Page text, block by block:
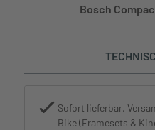
Bosch
Sofort lieferbar,
Bike (Framesets &